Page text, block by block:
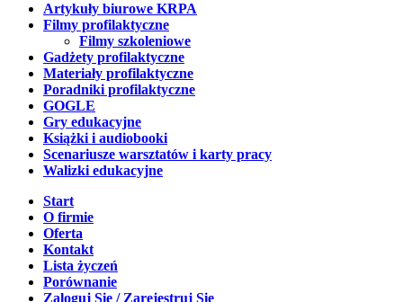
Artykuły biurowe KRPA
Filmy profilaktyczne
Filmy szkoleniowe
Gadżety profilaktyczne
Materiały profilaktyczne
Poradniki profilaktyczne
GOGLE
Gry edukacyjne
Książki i audiobooki
Scenariusze warsztatów i karty pracy
Walizki edukacyjne
Start
O firmie
Oferta
Kontakt
Lista życzeń
Porównanie
Zaloguj Się / Zarejestruj Się